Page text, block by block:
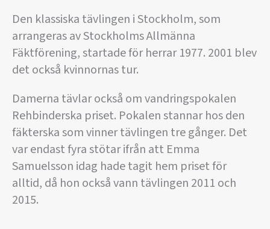
Den klassiska tävlingen i Stockholm, som
arrangeras av Stockholms Allmänna
Fäktförening, startade för herrar 1977. 2001 blev
det också kvinnornas tur.
Damerna tävlar också om vandringspokalen
Rehbinderska priset. Pokalen stannar hos den
fäkterska som vinner tävlingen tre gånger. Det
var endast fyra stötar ifrån att Emma
Samuelsson idag hade tagit hem priset för
alltid, då hon också vann tävlingen 2011 och
2015.